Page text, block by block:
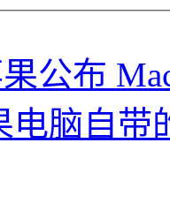
公布
电脑自